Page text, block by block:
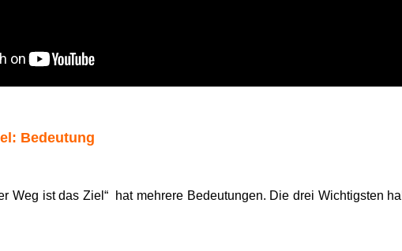
Bedeutung
Weg ist das Ziel“ hat mehrere Bedeutungen. Die drei Wichtigsten